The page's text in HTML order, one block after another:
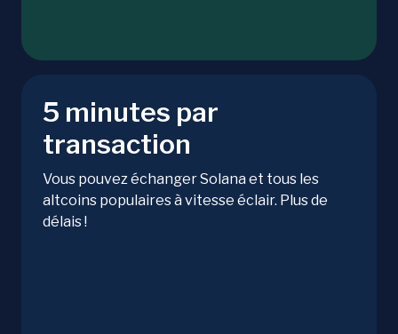
5 minutes par
transaction
Vous pouvez échanger Solana et tous les
altcoins populaires à vitesse éclair. Plus de
délais !